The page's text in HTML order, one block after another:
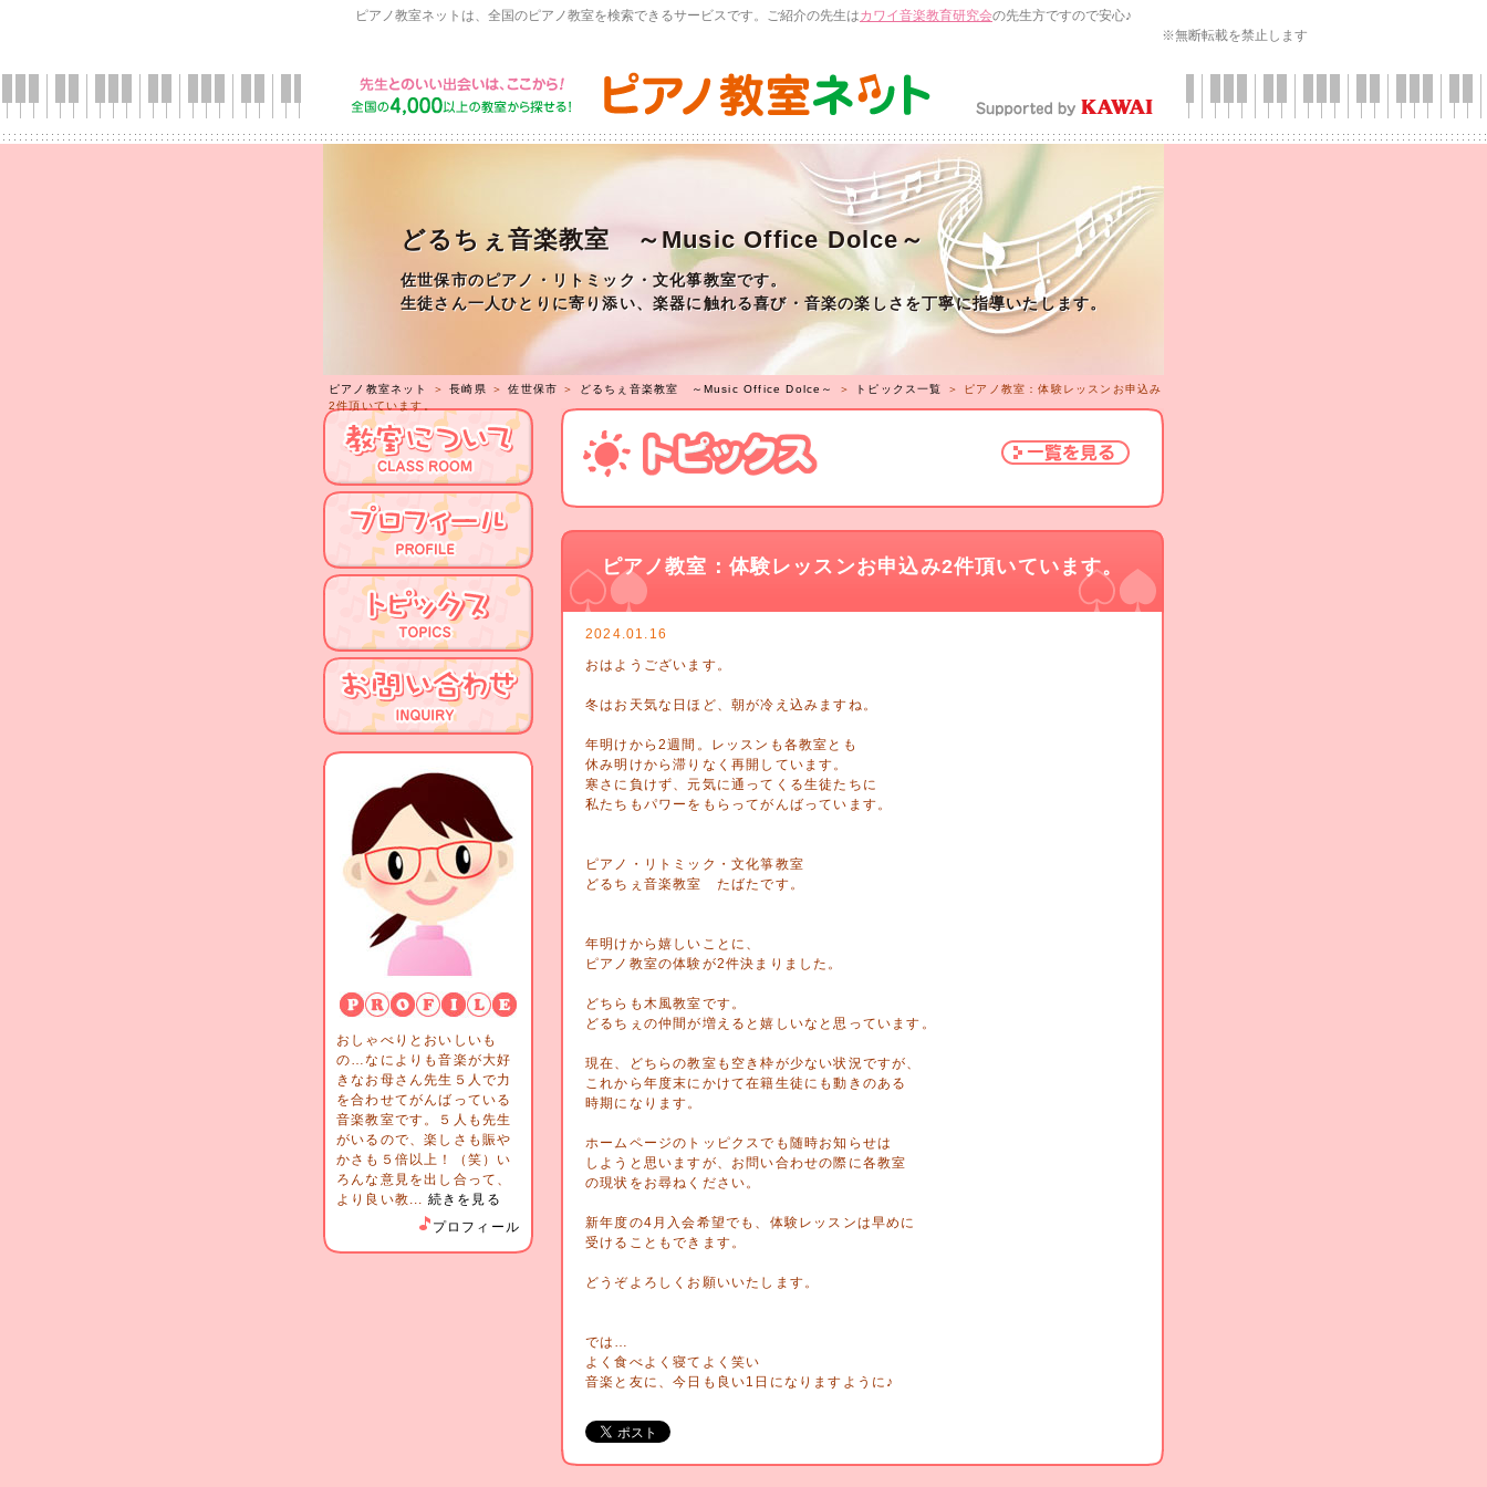
ピアノ教室ネットは、全国のピアノ教室を検索できるサービスです。ご紹介の先生はカワイ音楽教育研究会の先生方ですので安心♪
※無断転載を禁止します
どるちぇ音楽教室 ～Music Office Dolce～
佐世保市のピアノ・リトミック・文化箏教室です。
生徒さん一人ひとりに寄り添い、楽器に触れる喜び・音楽の楽しさを丁寧に指導いたします。
ピアノ教室ネット ＞長崎県 ＞佐世保市 ＞ どるちぇ音楽教室 ～Music Office Dolce～ ＞ トピックス一覧
＞ ピアノ教室：体験レッスンお申込み
2件頂いています。
おしゃべりとおいしいも
の…なによりも音楽が大好
きなお母さん先生５人で力
を合わせてがんばっている
音楽教室です。５人も先生
がいるので、楽しさも賑や
かさも５倍以上！（笑）い
ろんな意見を出し合って、
より良い教... 続きを見る
プロフィール
ピアノ教室：体験レッスンお申込み2件頂いています。
2024.01.16
おはようございます。
冬はお天気な日ほど、朝が冷え込みますね。
年明けから2週間。レッスンも各教室とも
休み明けから滞りなく再開しています。
寒さに負けず、元気に通ってくる生徒たちに
私たちもパワーをもらってがんばっています。
ピアノ・リトミック・文化箏教室
どるちぇ音楽教室 たばたです。
年明けから嬉しいことに、
ピアノ教室の体験が2件決まりました。
どちらも木風教室です。
どるちぇの仲間が増えると嬉しいなと思っています。
現在、どちらの教室も空き枠が少ない状況ですが、
これから年度末にかけて在籍生徒にも動きのある
時期になります。
ホームページのトッピクスでも随時お知らせは
しようと思いますが、お問い合わせの際に各教室
の現状をお尋ねください。
新年度の4月入会希望でも、体験レッスンは早めに
受けることもできます。
どうぞよろしくお願いいたします。
では…
よく食べよく寝てよく笑い
音楽と友に、今日も良い1日になりますように♪